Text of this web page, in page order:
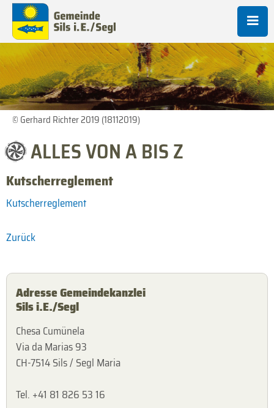
© Gerhard Richter 2019 (18112019)
ALLES VON A BIS Z
Kutscherreglement
Kutscherreglement
Zurück
Adresse Gemeindekanzlei
Sils i.E./Segl
Chesa Cumünela
Via da Marias 93
CH-7514 Sils / Segl Maria
Tel. +41 81 826 53 16